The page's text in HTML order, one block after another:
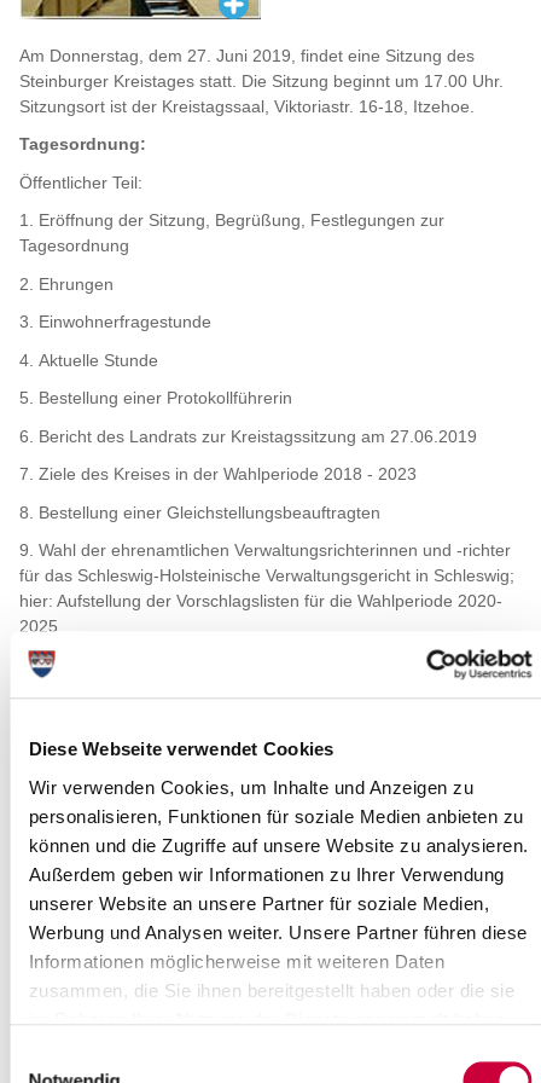
Diese Webseite verwendet Cookies
Wir verwenden Cookies, um Inhalte und Anzeigen zu
personalisieren, Funktionen für soziale Medien anbieten zu
können und die Zugriffe auf unsere Website zu analysieren.
Außerdem geben wir Informationen zu Ihrer Verwendung
unserer Website an unsere Partner für soziale Medien,
Werbung und Analysen weiter. Unsere Partner führen diese
Informationen möglicherweise mit weiteren Daten
zusammen, die Sie ihnen bereitgestellt haben oder die sie
Am Donnerstag, dem 27. Juni 2019, findet eine Sitzung des
Steinburger Kreistages statt. Die Sitzung beginnt um 17.00 Uhr.
Sitzungsort ist der Kreistagssaal, Viktoriastr. 16-18, Itzehoe.
Tagesordnung:
Öffentlicher Teil:
1. Eröffnung der Sitzung, Begrüßung, Festlegungen zur
Tagesordnung
2. Ehrungen
3. Einwohnerfragestunde
4. Aktuelle Stunde
5. Bestellung einer Protokollführerin
6. Bericht des Landrats zur Kreistagssitzung am 27.06.2019
7. Ziele des Kreises in der Wahlperiode 2018 - 2023
8. Bestellung einer Gleichstellungsbeauftragten
9. Wahl der ehrenamtlichen Verwaltungsrichterinnen und -richter
für das Schleswig-Holsteinische Verwaltungsgericht in Schleswig;
hier: Aufstellung der Vorschlagslisten für die Wahlperiode 2020-
2025
10. Rahmenvertrag Schleswig-Holstein nach § 131
11. Einführung eines beitragsfreien letzten Kindergartenjahres
Resolutionsantrag der Fraktion DIE LINKE
12. Richtlinien des Kreises Steinburg über eine
Sozialstaffelregelung
13. Satzung zur Förderung der Kindertagespflege im Kreis
Steinburg
14. Zusätzliche Mittel für einen Zeitraum von drei Jahren für die
Erfüllung der satzungsgemäßen Aufgaben des Kreisjugendringes
15. Neuwahl und Abberufung von Mitgliedern des
16. Holstein Tourismus e. V. - Änderung der Satzung und